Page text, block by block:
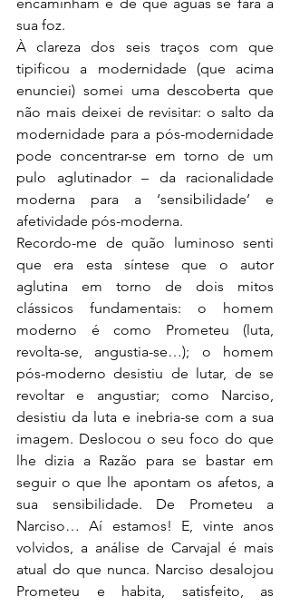
encaminham e de que águas se fará a
sua foz.
À clareza dos seis traços com que
tipificou a modernidade (que acima
enunciei) somei uma descoberta que
não mais deixei de revisitar: o salto da
modernidade para a pós-modernidade
pode concentrar-se em torno de um
pulo aglutinador – da racionalidade
moderna para a ‘sensibilidade’ e
afetividade pós-moderna.
Recordo-me de quão luminoso senti
que era esta síntese que o autor
aglutina em torno de dois mitos
clássicos fundamentais: o homem
moderno é como Prometeu (luta,
revolta-se, angustia-se…); o homem
pós-moderno desistiu de lutar, de se
revoltar e angustiar; como Narciso,
desistiu da luta e inebria-se com a sua
imagem. Deslocou o seu foco do que
lhe dizia a Razão para se bastar em
seguir o que lhe apontam os afetos, a
sua sensibilidade. De Prometeu a
Narciso… Aí estamos! E, vinte anos
volvidos, a análise de Carvajal é mais
atual do que nunca. Narciso desalojou
Prometeu e habita, satisfeito, as